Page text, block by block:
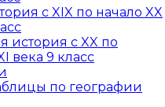
с XIX по начало XX
история с XX по
века 9 класс
по географии